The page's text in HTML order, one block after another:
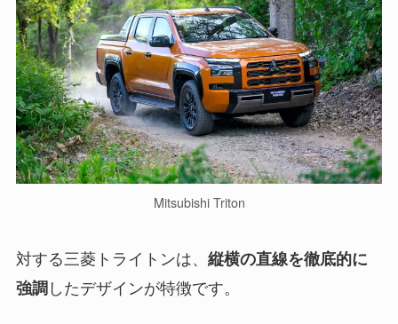
Mitsubishi Triton
対する三菱トライトンは、 縦横の直線を徹底的に
強調したデザインが特徴です。